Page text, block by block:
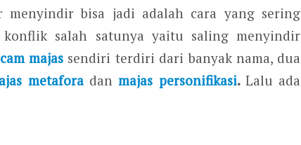
menyindir bisa jadi adalah cara yang sering
salah satunya yaitu saling menyindir
majas sendiri terdiri dari banyak nama, dua
metaforadanmajas personifikasi. Lalu ada